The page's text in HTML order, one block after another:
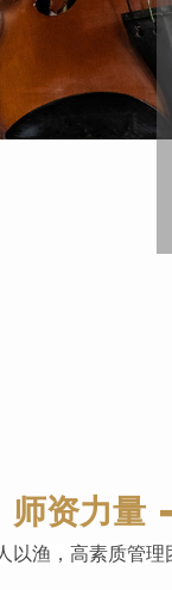
师资力量
以渔，高素质管